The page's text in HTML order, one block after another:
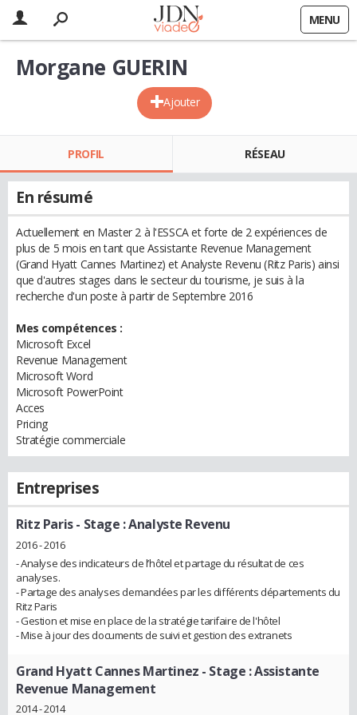
MENU
Ajouter
Morgane GUERIN
PROFIL RÉSEAU
En résumé
Actuellement en Master 2 à l'ESSCA et forte de 2 expériences de
plus de 5 mois en tant que Assistante Revenue Management
(Grand Hyatt Cannes Martinez) et Analyste Revenu (Ritz Paris) ainsi
que d'autres stages dans le secteur du tourisme, je suis à la
recherche d'un poste à partir de Septembre 2016
Mes compétences :
Microsoft Excel
Revenue Management
Microsoft Word
Microsoft PowerPoint
Acces
Pricing
Stratégie commerciale
Entreprises
Ritz Paris- Stage : Analyste Revenu
2016 - 2016
- Analyse des indicateurs de l’hôtel et partage du résultat de ces
analyses.
- Partage des analyses demandées par les différents départements du
Ritz Paris
- Gestion et mise en place de la stratégie tarifaire de l'hôtel
- Mise à jour des documents de suivi et gestion des extranets
Grand Hyatt Cannes Martinez - Stage : Assistante
Revenue Management
2014 - 2014